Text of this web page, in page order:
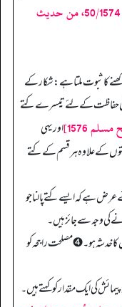
[وأخرجه البخاري 5482، ومسلم 50/1574، من حديث
کا ثبوت ملتا ہے: شکار کے
کی حفاظت کے لئے تیسرے کتے
اور یہی
کے علاوہ ہر قسم کے کتے
عرض ہے کہ ایسے کتے پالنا جو
کی وجہ سے جائز ہیں۔
ہو۔ ➍ مصلحت راجحہ کو
کی ایک مقدار کو کہتے ہیں۔